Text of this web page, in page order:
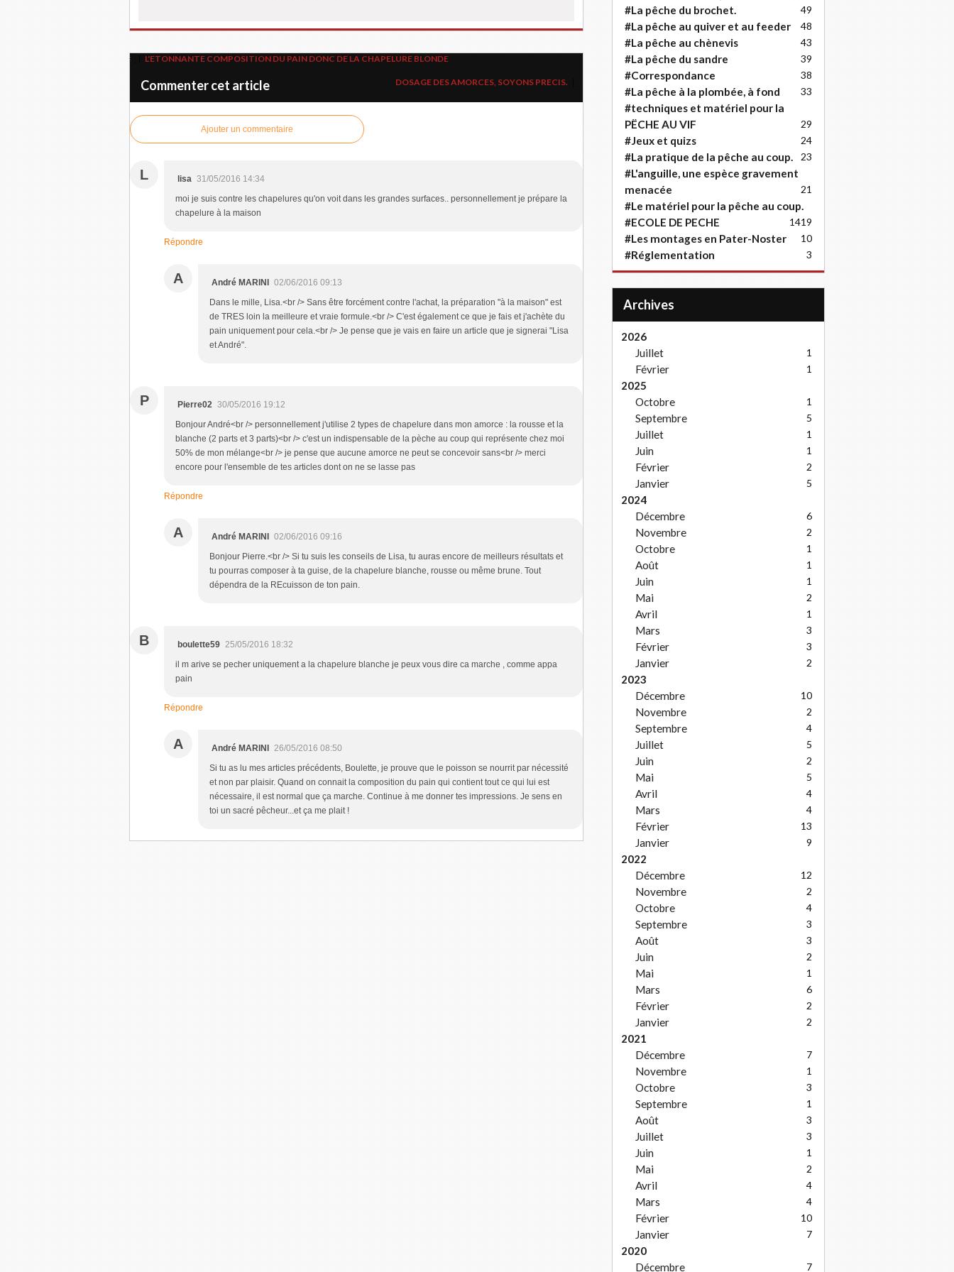
L'ETONNANTE COMPOSITION DU PAIN DONC DE LA CHAPELURE BLONDE
DOSAGE DES AMORCES, SOYONS PRECIS.
Commenter cet article
Ajouter un commentaire
L lisa 31/05/2016 14:34
moi je suis contre les chapelures qu'on voit dans les grandes surfaces.. personnellement je prépare la
chapelure à la maison
Répondre
A André MARINI
02/06/2016 09:13
Dans le mille, Lisa.<br /> Sans être forcément contre l'achat, la préparation "à la maison" est
de TRES loin la meilleure et vraie formule.<br /> C'est également ce que je fais et j'achète du
pain uniquement pour cela.<br /> Je pense que je vais en faire un article que je signerai "Lisa
et André".
P Pierre02 30/05/2016 19:12
Bonjour André<br /> personnellement j'utilise 2 types de chapelure dans mon amorce : la rousse et la
blanche (2 parts et 3 parts)<br /> c'est un indispensable de la pèche au coup qui représente chez moi
50% de mon mélange<br /> je pense que aucune amorce ne peut se concevoir sans<br /> merci
encore pour l'ensemble de tes articles dont on ne se lasse pas
Répondre
A André MARINI
02/06/2016 09:16
Bonjour Pierre.<br /> Si tu suis les conseils de Lisa, tu auras encore de meilleurs résultats et
tu pourras composer à ta guise, de la chapelure blanche, rousse ou même brune. Tout
dépendra de la REcuisson de ton pain.
B boulette59 25/05/2016 18:32
il m arive se pecher uniquement a la chapelure blanche je peux vous dire ca marche , comme appa
pain
Répondre
A André MARINI
26/05/2016 08:50
Si tu as lu mes articles précédents, Boulette, je prouve que le poisson se nourrit par nécessité
et non par plaisir. Quand on connait la composition du pain qui contient tout ce qui lui est
nécessaire, il est normal que ça marche. Continue à me donner tes impressions. Je sens en
toi un sacré pêcheur...et ça me plait !
#La pêche du brochet. 49
#La pêche au quiver et au feeder 48
#La pêche au chènevis 43
#La pêche du sandre 39
#Correspondance 38
#La pêche à la plombée, à fond 33
#techniques et matériel pour la
PËCHE AU VIF
29
#Jeux et quizs 24
#La pratique de la pêche au coup. 23
#L'anguille, une espèce gravement
menacée
21
#Le matériel pour la pêche au coup.
19
#ECOLE DE PECHE 14
#Les montages en Pater-Noster 10
#Réglementation 3
Archives
2026
Juillet
1
Février 1
2025
Octobre
1
Septembre 5
Juillet 1
Juin 1
Février 2
Janvier 5
2024
Décembre
6
Novembre 2
Octobre 1
Août 1
Juin 1
Mai 2
Avril 1
Mars 3
Février 3
Janvier 2
2023
Décembre
10
Novembre 2
Septembre 4
Juillet 5
Juin 2
Mai 5
Avril 4
Mars 4
Février 13
Janvier 9
2022
Décembre
12
Novembre 2
Octobre 4
Septembre 3
Août 3
Juin 2
Mai 1
Mars 6
Février 2
Janvier 2
2021
Décembre
7
Novembre 1
Octobre 3
Septembre 1
Août 3
Juillet 3
Juin 1
Mai 2
Avril 4
Mars 4
Février 10
Janvier 7
2020
Décembre
7